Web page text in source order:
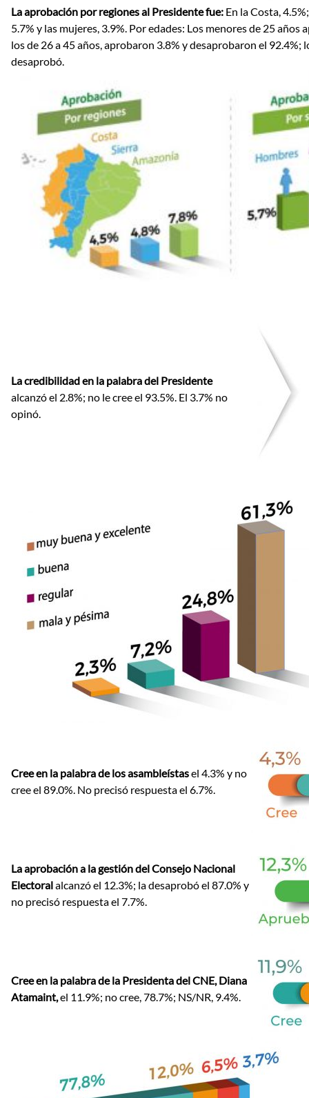
La aprobación por regiones al Presidente fue: En la Costa,
5.7% y las mujeres, 3.9%. Por edades: Los menores de 25
los de 26 a 45 años, aprobaron 3.8% y desaprobaron el 92.4%;
desaprobó.
La credibilidad en la palabra del Presidente
alcanzó el 2.8%; no le cree el 93.5%. El 3.7% no
opinó.
Cree en la palabra de los asambleístasel 4.3% y no
cree el 89.0%. No precisó respuesta el 6.7%.
La aprobación a la gestión del Consejo Nacional
Electoralalcanzó el 12.3%; la desaprobó el 87.0% y
no precisó respuesta el 7.7%.
Cree en la palabra de la Presidenta del CNE, Diana
Atamaint,el 11.9%; no cree, 78.7%; NS/NR, 9.4%.